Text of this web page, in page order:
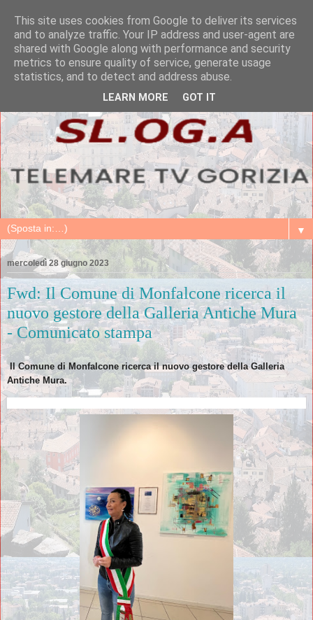
▼
mercoledì 28 giugno 2023
Fwd: Il Comune di Monfalcone ricerca il
nuovo gestore della Galleria Antiche Mura
- Comunicato stampa
Il Comune di Monfalcone ricerca il nuovo gestore della Galleria
Antiche Mura.
This site uses cookies from Google to deliver its services
and to analyze traffic. Your IP address and user-agent are
shared with Google along with performance and security
metrics to ensure quality of service, generate usage
statistics, and to detect and address abuse.
LEARN MORE GOT IT